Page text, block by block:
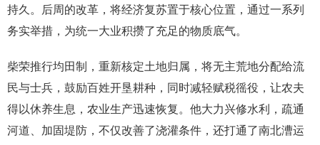
持久。后周的改革，将经济复苏置于核心位置，通过一系列
务实举措，为统一大业积攒了充足的物质底气。
柴荣推行均田制，重新核定土地归属，将无主荒地分配给流
民与士兵，鼓励百姓开垦耕种，同时减轻赋税徭役，让农夫
得以休养生息，农业生产迅速恢复。他大力兴修水利，疏通
河道、加固堤防，不仅改善了浇灌条件，还打通了南北漕运